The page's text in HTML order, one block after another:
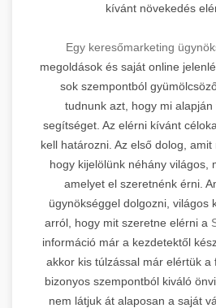
kívánt növekedés
Egy keresőmarketing
megoldások és saját online
sok szempontból
tudnunk azt, hogy mi
segítséget. Az elérni kívánt
kell határozni. Az első dolog, amit
hogy kijelölünk néhány világos,
amelyet el szeretnénk érni.
ügynökséggel dolgozni, világos
arról, hogy mit szeretne elérni a
információ már a kezdetektől
akkor kis túlzással már elértük a
bizonyos szempontból kiváló
nem látjuk át alaposan a saját